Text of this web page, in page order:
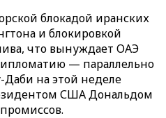
блокадой иранских
и блокировкой
что вынуждает ОАЭ
— параллельно
Даби на этой неделе
США Дональдом